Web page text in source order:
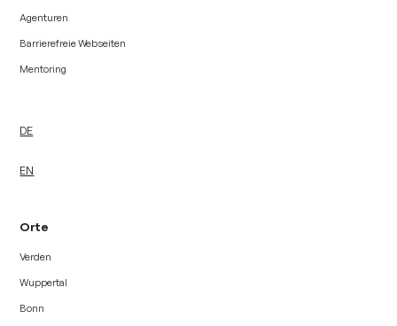
Agenturen
Barrierefreie Webseiten
Mentoring
DE
EN
Orte
Verden
Wuppertal
Bonn